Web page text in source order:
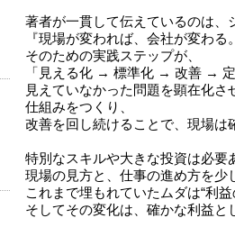
著者が一貫して伝えているのは、
『現場が変われば、会社が変わる
そのための実践ステップが、
「見える化 → 標準化 → 改善 →
見えていなかった問題を顕在化
仕組みをつくり、
改善を回し続けることで、現場は
特別なスキルや大きな投資は必要
現場の見方と、仕事の進め方を少
これまで埋もれていたムダは“利
そしてその変化は、確かな利益と